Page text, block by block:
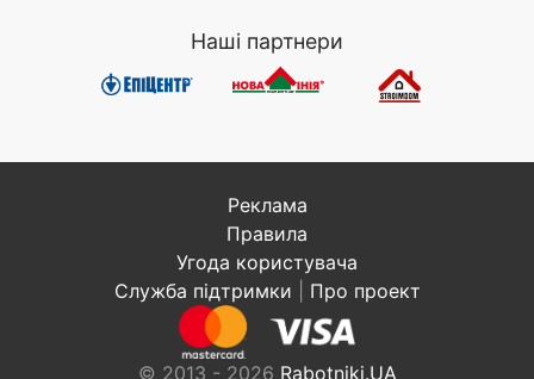
Наші партнери
Реклама
Правила
Угода користувача
Служба підтримки
Про проект
© 2013 - 2026 Rabotniki.UA